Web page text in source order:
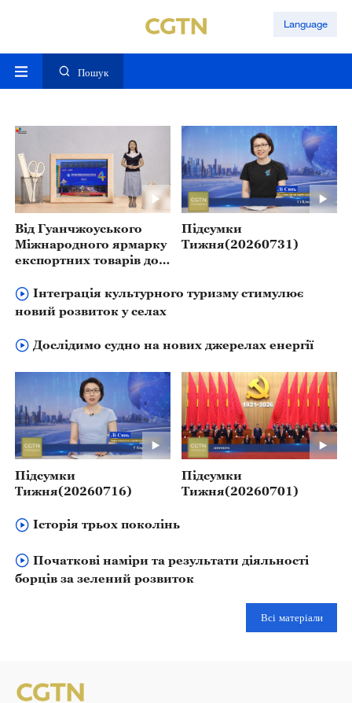
Language
Пошук
Від Гуанчжоуського
Міжнародного ярмарку
експортних товарів до
поставок: створення
нової глобальної
структури торгівлі
Підсумки
Тижня(20260731)
Інтеграція культурного туризму стимулює
новий розвиток у селах
Дослідимо судно на нових джерелах енергії
Підсумки
Тижня(20260716)
Підсумки
Тижня(20260701)
Історія трьох поколінь
Початкові наміри та результати діяльності
борців за зелений розвиток
Всі матеріали